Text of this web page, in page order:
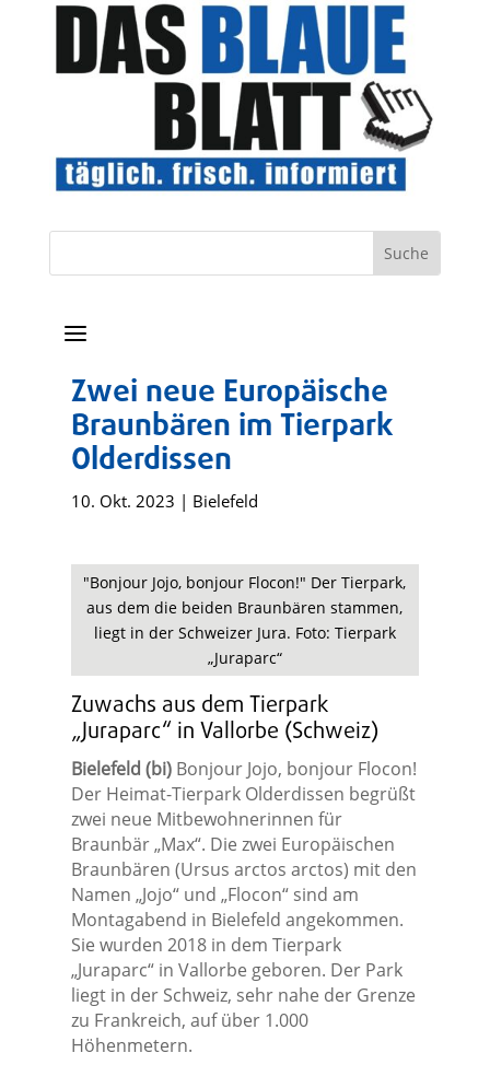
a
Zwei neue Europäische
Braunbären im Tierpark
Olderdissen
10. Okt. 2023 | Bielefeld
"Bonjour Jojo, bonjour Flocon!" Der Tierpark,
aus dem die beiden Braunbären stammen,
liegt in der Schweizer Jura. Foto: Tierpark
„Juraparc“
Zuwachs aus dem Tierpark
„Juraparc“ in Vallorbe (Schweiz)
Bielefeld (bi) Bonjour Jojo, bonjour Flocon!
Der Heimat-Tierpark Olderdissen begrüßt
zwei neue Mitbewohnerinnen für
Braunbär „Max“. Die zwei Europäischen
Braunbären (Ursus arctos arctos) mit den
Namen „Jojo“ und „Flocon“ sind am
Montagabend in Bielefeld angekommen.
Sie wurden 2018 in dem Tierpark
„Juraparc“ in Vallorbe geboren. Der Park
liegt in der Schweiz, sehr nahe der Grenze
zu Frankreich, auf über 1.000
Höhenmetern.